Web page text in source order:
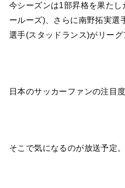
今シーズンは1部昇格を果たし
ールーズ)、さらに南野拓実選
選手(スタッドランス)がリーグ
日本のサッカーファンの注目
そこで気になるのが放送予定。